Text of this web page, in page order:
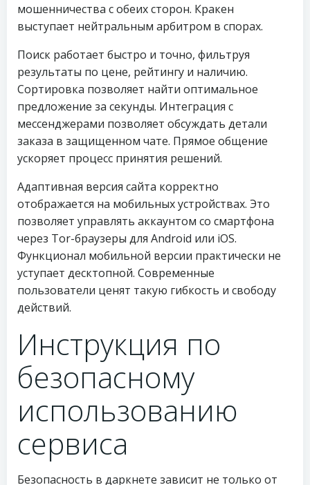
мошенничества с обеих сторон. Кракен
выступает нейтральным арбитром в спорах.
Поиск работает быстро и точно, фильтруя
результаты по цене, рейтингу и наличию.
Сортировка позволяет найти оптимальное
предложение за секунды. Интеграция с
мессенджерами позволяет обсуждать детали
заказа в защищенном чате. Прямое общение
ускоряет процесс принятия решений.
Адаптивная версия сайта корректно
отображается на мобильных устройствах. Это
позволяет управлять аккаунтом со смартфона
через Tor-браузеры для Android или iOS.
Функционал мобильной версии практически не
уступает десктопной. Современные
пользователи ценят такую гибкость и свободу
действий.
Инструкция по
безопасному
использованию
сервиса
Безопасность в даркнете зависит не только от